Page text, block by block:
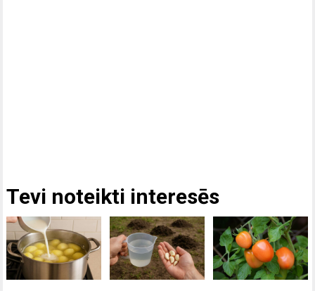
Tevi noteikti interesēs